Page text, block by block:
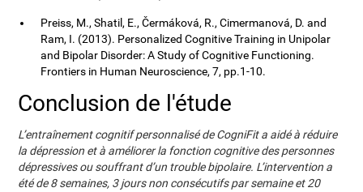
Preiss, M., Shatil, E., Čermáková, R., Cimermanová, D. and
Ram, I. (2013). Personalized Cognitive Training in Unipolar
and Bipolar Disorder: A Study of Cognitive Functioning.
Frontiers in Human Neuroscience, 7, pp.1-10.
Conclusion de l'étude
L’entraînement cognitif personnalisé de CogniFit a aidé à réduire
la dépression et à améliorer la fonction cognitive des personnes
dépressives ou souffrant d’un trouble bipolaire. L’intervention a
été de 8 semaines, 3 jours non consécutifs par semaine et 20